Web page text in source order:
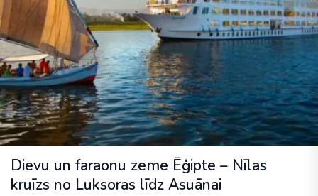
Dievu un faraonu zeme Ēģipte – Nīlas
kruīzs no Luksoras līdz Asuānai